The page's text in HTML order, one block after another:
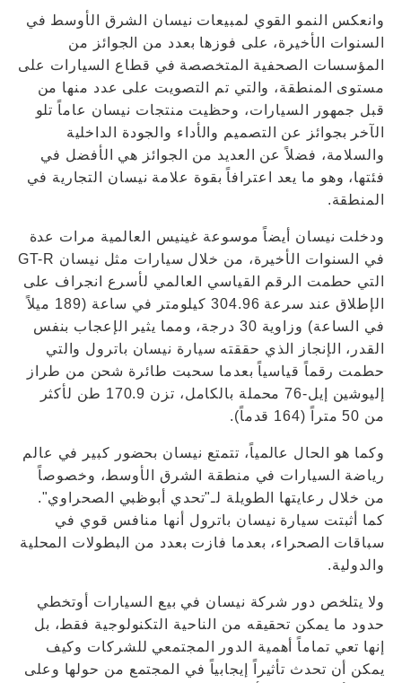
وانعكس النمو القوي لمبيعات نيسان الشرق الأوسط في
السنوات الأخيرة، على فوزها بعدد من الجوائز من
المؤسسات الصحفية المتخصصة في قطاع السيارات على
مستوى المنطقة، والتي تم التصويت على عدد منها من
قبل جمهور السيارات، وحظيت منتجات نيسان عاماً تلو
الآخر بجوائز عن التصميم والأداء والجودة الداخلية
والسلامة، فضلاً عن العديد من الجوائز هي الأفضل في
فئتها، وهو ما يعد اعترافاً بقوة علامة نيسان التجارية في
المنطقة.
ودخلت نيسان أيضاً موسوعة غينيس العالمية مرات عدة
في السنوات الأخيرة، من خلال سيارات مثل نيسان GT-R
التي حطمت الرقم القياسي العالمي لأسرع انجراف على
الإطلاق عند سرعة 304.96 كيلومتر في ساعة (189 ميلاً
في الساعة) وزاوية 30 درجة، ومما يثير الإعجاب بنفس
القدر، الإنجاز الذي حققته سيارة نيسان باترول والتي
حطمت رقماً قياسياً بعدما سحبت طائرة شحن من طراز
إليوشين إيل-76 محملة بالكامل، تزن 170.9 طن لأكثر
من 50 متراً (164 قدماً).
وكما هو الحال عالمياً، تتمتع نيسان بحضور كبير في عالم
رياضة السيارات في منطقة الشرق الأوسط، وخصوصاً
من خلال رعايتها الطويلة لـ"تحدي أبوظبي الصحراوي".
كما أثبتت سيارة نيسان باترول أنها منافس قوي في
سباقات الصحراء، بعدما فازت بعدد من البطولات المحلية
والدولية.
ولا يتلخص دور شركة نيسان في بيع السيارات أوتخطي
حدود ما يمكن تحقيقه من الناحية التكنولوجية فقط، بل
إنها تعي تماماً أهمية الدور المجتمعي للشركات وكيف
يمكن أن تحدث تأثيراً إيجابياً في المجتمع من حولها وعلى